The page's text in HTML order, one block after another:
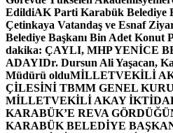
EdildiAK Parti Karabük Belediye
Çetinkaya Vatandaş ve Esnaf
Belediye Başkanı Bin Adet Konut
dakika: ÇAYLI, MHP YENİCE
ADAYIDr. Dursun Ali Yaşacan,
Müdürü olduMİLLETVEKİLİ
ÇİLESİNİ TBMM GENEL
MİLLETVEKİLİ AKAY
KARABÜK’E REVA
KARABÜK BELEDİYE